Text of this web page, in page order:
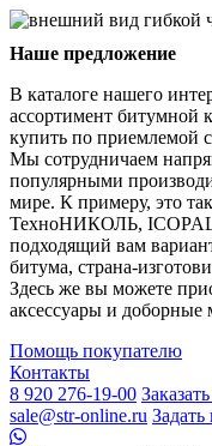
Наше предложение
В каталоге нашего
ассортимент битумной
купить по приемлемой
Мы сотрудничаем
популярными
мире. К примеру, это
ТехноНИКОЛЬ,
подходящий вам
битума, страна-
Здесь же вы можете
аксессуары и доборные
Помощь покупателю
Контакты
8 920 276-19-00
sale@str-online.ru Задать